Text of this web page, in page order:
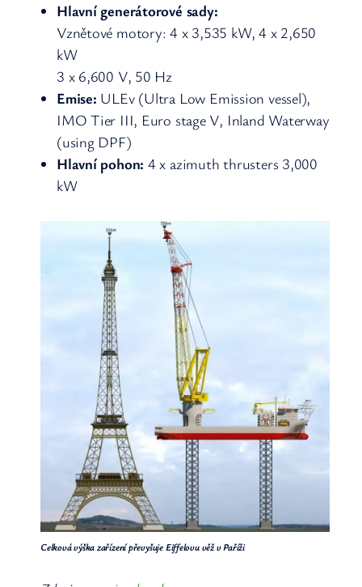
Hlavní generátorové sady:
Vznětové motory: 4 x 3,535 kW, 4 x 2,650
kW
3 x 6,600 V, 50 Hz
Emise: ULEv (Ultra Low Emission vessel),
IMO Tier III, Euro stage V, Inland Waterway
(using DPF)
Hlavní pohon: 4 x azimuth thrusters 3,000
kW
Celková výška zařízení převyšuje Eiffelovu věž v Paříži